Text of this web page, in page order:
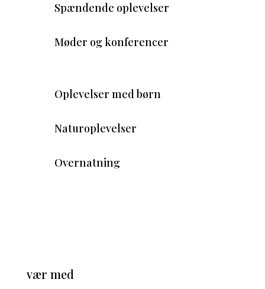
Spændende oplevelser
Møder og konferencer
Oplevelser med børn
Naturoplevelser
Overnatning
vær med